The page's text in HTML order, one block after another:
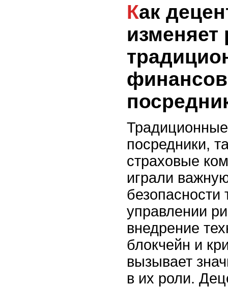
Как децентрализация
изменяет
посредники,
страховые
играли
безопасности
управлении
внедрение
блокчейн и
вызывает
в их роли.